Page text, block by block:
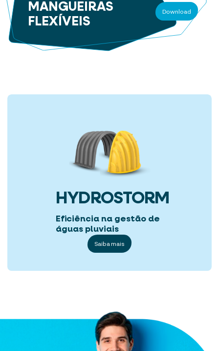
MANGUEIRAS
FLEXÍVEIS
Download
HYDROSTORM
Eficiência na gestão de
águas pluviais
Saiba mais